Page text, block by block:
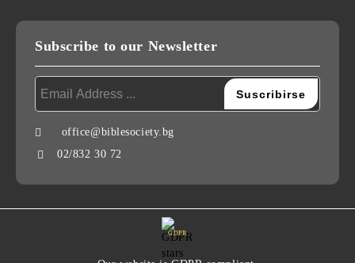
Subscribe to our Newsletter
office@biblesociety.bg
02/832 30 72
GDPR